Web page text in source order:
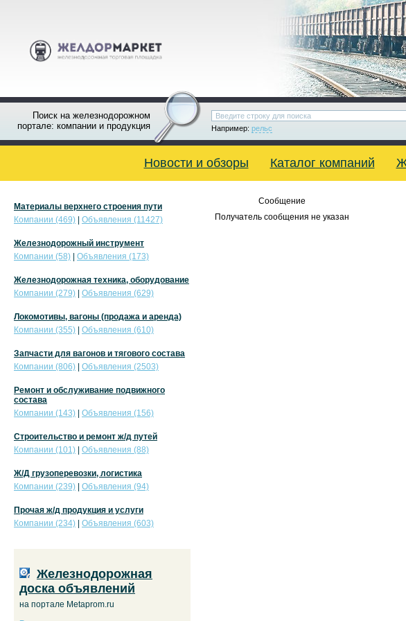
Поиск на железнодорожном
портале: компании и продукция
Например: рельс
Новости и обзоры Каталог компаний
Сообщение
Получатель сообщения не указан
Материалы верхнего строения пути
Компании (469)
Объявления (11427)
Железнодорожный инструмент
Компании (58)
Объявления (173)
Железнодорожная техника, оборудование
Компании (279)
Объявления (629)
Локомотивы, вагоны (продажа и аренда)
Компании (355)
Объявления (610)
Запчасти для вагонов и тягового состава
Компании (806)
Объявления (2503)
Ремонт и обслуживание подвижного
состава
Компании (143)
Объявления (156)
Строительство и ремонт ж/д путей
Компании (101)
Объявления (88)
Ж/Д грузоперевозки, логистика
Компании (239)
Объявления (94)
Прочая ж/д продукция и услуги
Компании (234)
Объявления (603)
Железнодорожная
доска объявлений
на портале Metaprom.ru